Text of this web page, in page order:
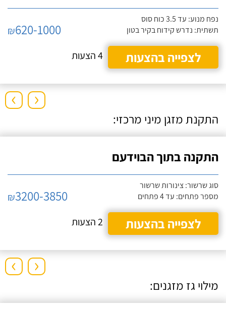
נפח מנוע: עד 3.5 כוח סוס
תשתית: נדרש קידוח בקיר בטון
₪620-1000
לצפייה בהצעות
4 הצעות
› ‹
התקנת מזגן מיני מרכזי:
התקנה בתוך הבוידעם
סוג שרשור: צינורות שרשור
מספר פתחים: עד 4 פתחים
₪3200-3850
לצפייה בהצעות
2 הצעות
› ‹
מילוי גז מזגנים: